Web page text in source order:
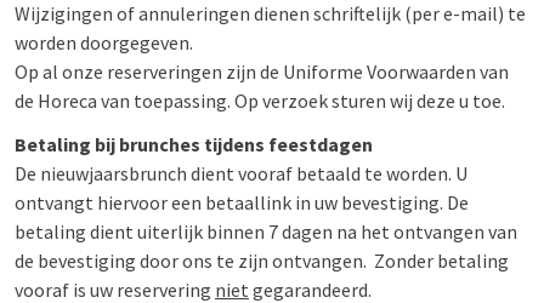
Wijzigingen of annuleringen dienen schriftelijk (per e-mail) te
worden doorgegeven.
Op al onze reserveringen zijn de Uniforme Voorwaarden van
de Horeca van toepassing. Op verzoek sturen wij deze u toe.
Betaling bij brunches tijdens feestdagen
De nieuwjaarsbrunch dient vooraf betaald te worden. U
ontvangt hiervoor een betaallink in uw bevestiging. De
betaling dient uiterlijk binnen 7 dagen na het ontvangen van
de bevestiging door ons te zijn ontvangen. Zonder betaling
vooraf is uw reservering niet gegarandeerd.